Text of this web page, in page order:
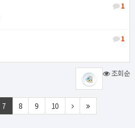
1
1
조회순
7 8 9 10